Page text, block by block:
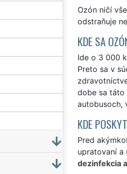
Ozón ničí
odstraňuje
KDE SA
Ide o 3 000
Preto sa v
dobe sa táto
autobusoch,
KDE
Pred
upratovaní a
dezinfekcia